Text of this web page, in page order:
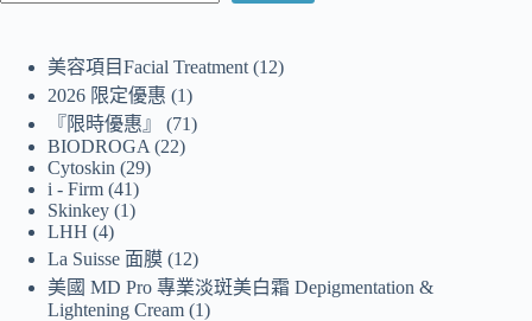
美容項目Facial Treatment 12
2026 限定優惠
1
『限時優惠』
71
BIODROGA
22
Cytoskin
29
i - Firm 41
Skinkey 1
LHH 4
La Suisse 面膜 12
美國 MD Pro 專業淡斑美白霜 Depigmentation &
Lightening Cream 1